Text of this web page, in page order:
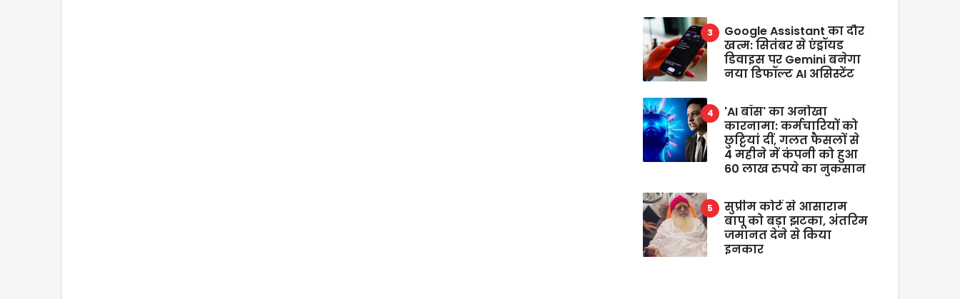
Google Assistant का दौर
खत्म: सितंबर से एंड्रॉयड
डिवाइस पर Gemini बनेगा
नया डिफॉल्ट AI असिस्टेंट
'AI बॉस' का अनोखा
कारनामा: कर्मचारियों को
छुट्टियां दीं, गलत फैसलों से
4 महीने में कंपनी को हुआ
60 लाख रुपये का नुकसान
सुप्रीम कोर्ट से आसाराम
बापू को बड़ा झटका, अंतरिम
जमानत देने से किया
इनकार